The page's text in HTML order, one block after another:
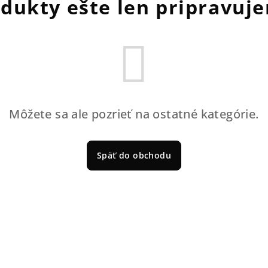
ešte len
Môžete sa ale pozrieť na ostatné kategórie.
Späť do obchodu